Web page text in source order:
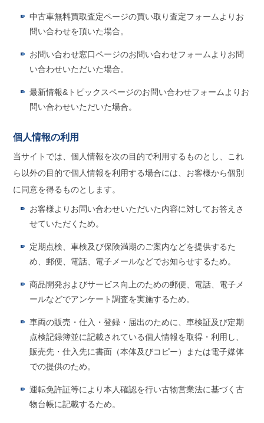
中古車無料買取査定ページの買い取り査定フォームよりお
問い合わせを頂いた場合。
お問い合わせ窓口ページのお問い合わせフォームよりお問
い合わせいただいた場合。
最新情報&トピックスページのお問い合わせフォームよりお
問い合わせいただいた場合。
個人情報の利用
当サイトでは、個人情報を次の目的で利用するものとし、これ
ら以外の目的で個人情報を利用する場合には、お客様から個別
に同意を得るものとします。
お客様よりお問い合わせいただいた内容に対してお答えさ
せていただくため。
定期点検、車検及び保険満期のご案内などを提供するた
め、郵便、電話、電子メールなどでお知らせするため。
商品開発およびサービス向上のための郵便、電話、電子メ
ールなどでアンケート調査を実施するため。
車両の販売・仕入・登録・届出のために、車検証及び定期
点検記録簿並に記載されている個人情報を取得・利用し、
販売先・仕入先に書面（本体及びコピー）または電子媒体
での提供のため。
運転免許証等により本人確認を行い古物営業法に基づく古
物台帳に記載するため。